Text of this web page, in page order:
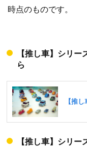
時点のものです。
【推し車】シリ
ら
【推し車】シリ